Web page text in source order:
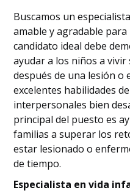
Buscamos un
amable y agradable
candidato ideal debe
ayudar a los niños a
después de una lesión o
excelentes habilidades
interpersonales bien
principal del puesto es
familias a superar los
estar lesionado o
de tiempo.
Especialista en vida